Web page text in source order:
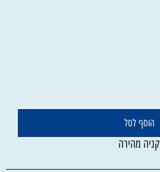
הוסף לסל
קניה מהירה